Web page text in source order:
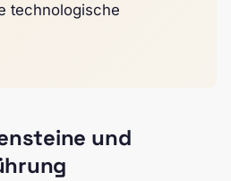
technologische
und